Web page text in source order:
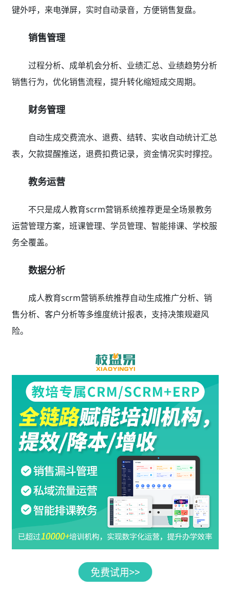
键外呼，来电弹屏，实时自动录音，方便销售复盘。
销售管理
过程分析、成单机会分析、业绩汇总、业绩趋势分析
销售行为，优化销售流程，提升转化缩短成交周期。
财务管理
自动生成交费流水、退费、结转、实收自动统计汇总
表，欠款提醒推送，退费扣费记录，资金情况实时撑控。
教务运营
不只是成人教育scrm营销系统推荐更是全场景教务
运营管理方案，班课管理、学员管理、智能排课、学校服
务全覆盖。
数据分析
成人教育scrm营销系统推荐自动生成推广分析、销
售分析、客户分析等多维度统计报表，支持决策规避风
险。